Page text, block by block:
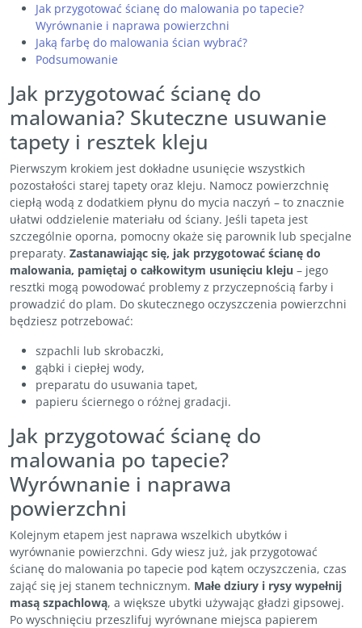
Jak przygotować ścianę do malowania po tapecie?
Wyrównanie i naprawa powierzchni
Jaką farbę do malowania ścian wybrać?
Podsumowanie
Jak przygotować ścianę do
malowania? Skuteczne usuwanie
tapety i resztek kleju
Pierwszym krokiem jest dokładne usunięcie wszystkich
pozostałości starej tapety oraz kleju. Namocz powierzchnię
ciepłą wodą z dodatkiem płynu do mycia naczyń – to znacznie
ułatwi oddzielenie materiału od ściany. Jeśli tapeta jest
szczególnie oporna, pomocny okaże się parownik lub specjalne
preparaty. Zastanawiając się, jak przygotować ścianę do
malowania, pamiętaj o całkowitym usunięciu kleju – jego
resztki mogą powodować problemy z przyczepnością farby i
prowadzić do plam. Do skutecznego oczyszczenia powierzchni
będziesz potrzebować:
szpachli lub skrobaczki,
gąbki i ciepłej wody,
preparatu do usuwania tapet,
papieru ściernego o różnej gradacji.
Jak przygotować ścianę do
malowania po tapecie?
Wyrównanie i naprawa
powierzchni
Kolejnym etapem jest naprawa wszelkich ubytków i
wyrównanie powierzchni. Gdy wiesz już, jak przygotować
ścianę do malowania po tapecie pod kątem oczyszczenia, czas
zająć się jej stanem technicznym. Małe dziury i rysy wypełnij
masą szpachlową, a większe ubytki używając gładzi gipsowej.
Po wyschnięciu przeszlifuj wyrównane miejsca papierem